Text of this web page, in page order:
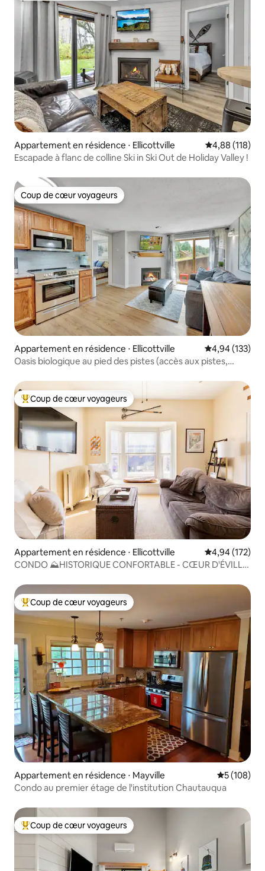
Appartement en résidence ⋅ Ellicottville Évaluation
4,88 (118)
Escapade à flanc de colline Ski in Ski Out de Holiday Valley !
Coup de cœur voyageurs
Coup de cœur voyageurs
Appartement en résidence ⋅ Ellicottville Évaluation
4,94 (133)
Oasis biologique au pied des pistes (accès aux pistes,
Coups de cœur voyageurs les plus appréciés
Coup de cœur voyageurs
Appartement en résidence ⋅ Ellicottville Évaluation
4,94 (172)
CONDO ⛰HISTORIQUE CONFORTABLE - CŒUR D'ÉVILLE,
Coups de cœur voyageurs les plus appréciés
Coup de cœur voyageurs
Appartement en résidence ⋅ Mayville Évaluation
5 (108)
Condo au premier étage de l'institution Chautauqua
Coups de cœur voyageurs les plus appréciés
Coup de cœur voyageurs